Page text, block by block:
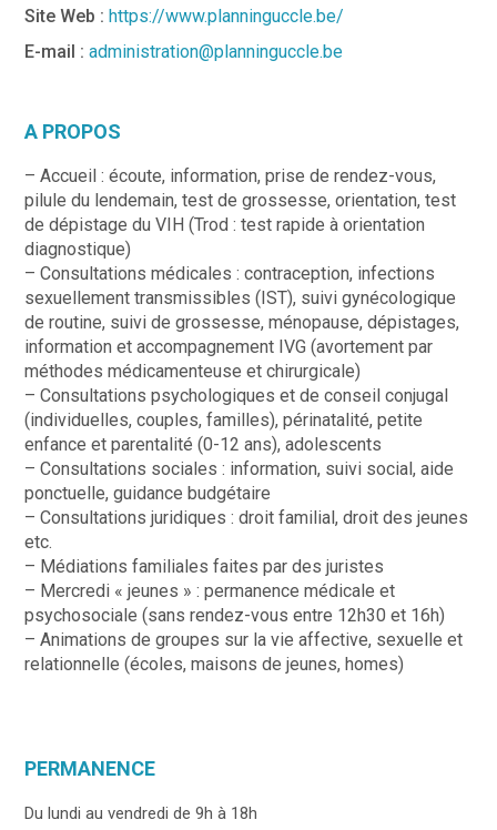
Site Web : https://www.planninguccle.be/
E-mail : administration@planninguccle.be
A PROPOS
– Accueil : écoute, information, prise de rendez-vous,
pilule du lendemain, test de grossesse, orientation, test
de dépistage du VIH (Trod : test rapide à orientation
diagnostique)
– Consultations médicales : contraception, infections
sexuellement transmissibles (IST), suivi gynécologique
de routine, suivi de grossesse, ménopause, dépistages,
information et accompagnement IVG (avortement par
méthodes médicamenteuse et chirurgicale)
– Consultations psychologiques et de conseil conjugal
(individuelles, couples, familles), périnatalité, petite
enfance et parentalité (0-12 ans), adolescents
– Consultations sociales : information, suivi social, aide
ponctuelle, guidance budgétaire
– Consultations juridiques : droit familial, droit des jeunes
etc.
– Médiations familiales faites par des juristes
– Mercredi « jeunes » : permanence médicale et
psychosociale (sans rendez-vous entre 12h30 et 16h)
– Animations de groupes sur la vie affective, sexuelle et
relationnelle (écoles, maisons de jeunes, homes)
PERMANENCE
Du lundi au vendredi de 9h à 18h